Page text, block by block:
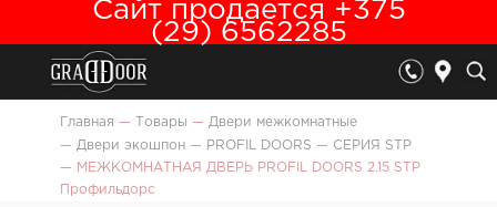
Сайт продается +375
(29) 6562285
Главная — Товары — Двери межкомнатные
— Двери экошпон — PROFIL DOORS — СЕРИЯ STP
—
МЕЖКОМНАТНАЯ ДВЕРЬ PROFIL DOORS 2.15 STP
Профильдорс